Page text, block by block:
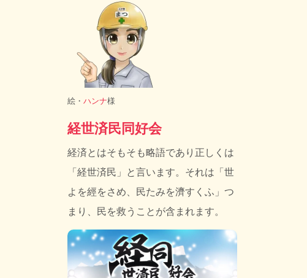
絵・ ハンナ様
経世済民同好会
経済とはそもそも略語であり正しくは
「経世済民」と言います。それは「世
よを經をさめ、民たみを濟すくふ」つ
まり、民を救うことが含まれます。